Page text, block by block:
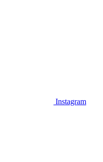
Instagram